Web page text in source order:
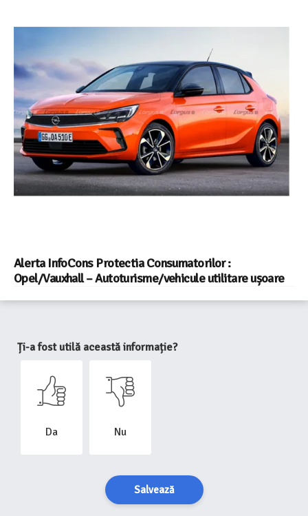
Alerta InfoCons Protectia Consumatorilor :
Opel/Vauxhall – Autoturisme/vehicule utilitare ușoare
Ți-a fost utilă această informație?
Da Nu
Salvează